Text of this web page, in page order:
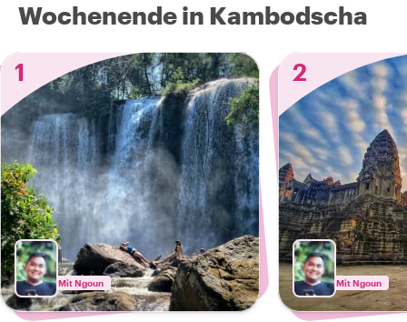
Wochenende in Kambodscha
1
Mit Ngoun
2
Mit Ngoun